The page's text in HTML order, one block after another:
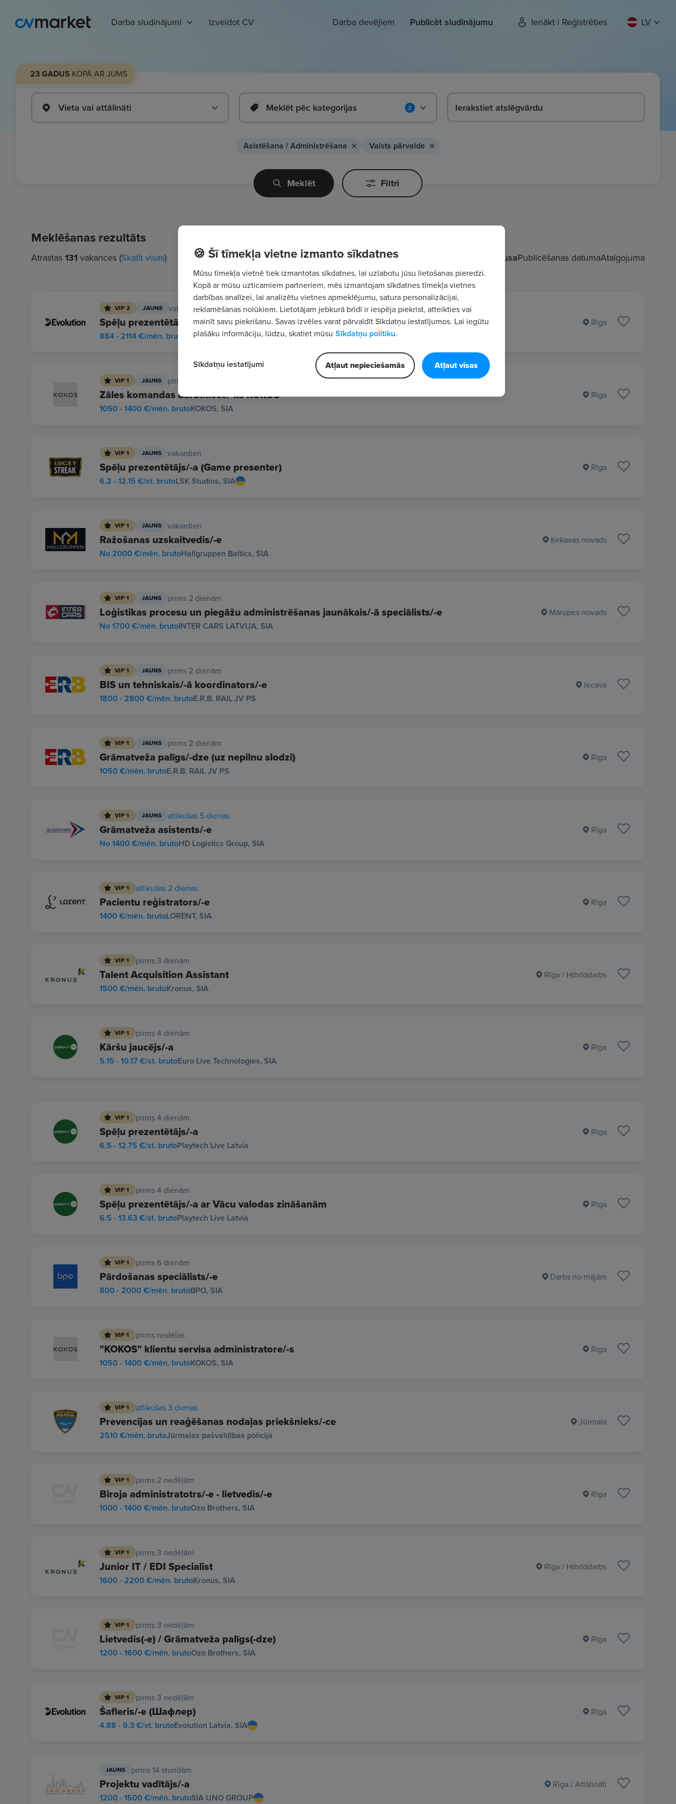
Darba sludinājumi Izveidot CV Darba devējiem Publicēt sludinājumu Ienākt | Reģistrēties LV
23 GADUS KOPĀ AR JUMS
Vieta vai attālināti Meklēt pēc kategorijas 2
Asistēšana / Administrēšana Valsts pārvalde
Meklēt Filtri
Meklēšanas rezultāts
Atrastas 131 vakances (Skatīt visas) VIP statusaPublicēšanas datumaAtalgojuma
VIP 2 JAUNS vakardien
Spēļu prezentētājs/-a (Game Presenter)
Evolution Latvia, SIA
884 - 2114 €/mēn. bruto
Rīga
VIP 1 JAUNS pirms 20 stundām
Zāles komandas darbiniece/-ks KOKOS
KOKOS, SIA
1050 - 1400 €/mēn. bruto
Rīga
VIP 1 JAUNS vakardien
Spēļu prezentētājs/-a (Game presenter)
LSK Studios, SIA
6.2 - 12.15 €/st. bruto
Rīga
VIP 1 JAUNS vakardien
Ražošanas uzskaitvedis/-e
Hallgruppen Baltics, SIA
No 2000 €/mēn. bruto
Ķekavas novads
VIP 1 JAUNS pirms 2 dienām
Loģistikas procesu un piegāžu administrēšanas jaunākais/-ā speciālists/-e
INTER CARS LATVIJA, SIA
No 1700 €/mēn. bruto
Mārupes novads
VIP 1 JAUNS pirms 2 dienām
BIS un tehniskais/-ā koordinators/-e
E.R.B. RAIL JV PS
1800 - 2800 €/mēn. bruto
Iecava
VIP 1 JAUNS pirms 2 dienām
Grāmatveža palīgs/-dze (uz nepilnu slodzi)
E.R.B. RAIL JV PS
1050 €/mēn. bruto
Rīga
VIP 1 JAUNS atlikušas 5 dienas
Grāmatveža asistents/-e
HD Logistics Group, SIA
No 1400 €/mēn. bruto
Rīga
VIP 1 atlikušas 2 dienas
Pacientu reģistrators/-e
LORENT, SIA
1400 €/mēn. bruto
Rīga
VIP 1 pirms 3 dienām
Talent Acquisition Assistant
Kronus, SIA
1500 €/mēn. bruto
Rīga / Hibrīddarbs
VIP 1 pirms 4 dienām
Kāršu jaucējs/-a
Euro Live Technologies, SIA
5.15 - 10.17 €/st. bruto
Rīga
VIP 1 pirms 4 dienām
Spēļu prezentētājs/-a
Playtech Live Latvia
6.5 - 12.75 €/st. bruto
Rīga
VIP 1 pirms 4 dienām
Spēļu prezentētājs/-a ar Vācu valodas zināšanām
Playtech Live Latvia
6.5 - 13.63 €/st. bruto
Rīga
VIP 1 pirms 6 dienām
Pārdošanas speciālists/-e
BPO, SIA
800 - 2000 €/mēn. bruto
Darbs no mājām
VIP 1 pirms nedēļas
"KOKOS" klientu servisa administratore/-s
KOKOS, SIA
1050 - 1400 €/mēn. bruto
Rīga
VIP 1 atlikušas 3 dienas
Prevencijas un reaģēšanas nodaļas priekšnieks/-ce
Jūrmalas pašvaldības policija
2510 €/mēn. bruto
Jūrmala
VIP 1 pirms 2 nedēļām
Biroja administratotrs/-e - lietvedis/-e
Ozo Brothers, SIA
1000 - 1400 €/mēn. bruto
Rīga
VIP 1 pirms 3 nedēļām
Junior IT / EDI Specialist
Kronus, SIA
1600 - 2200 €/mēn. bruto
Rīga / Hibrīddarbs
VIP 1 pirms 3 nedēļām
Lietvedis(-e) / Grāmatveža palīgs(-dze)
Ozo Brothers, SIA
1200 - 1600 €/mēn. bruto
Rīga
VIP 1 pirms 3 nedēļām
Šafleris/-e (Шафлер)
Evolution Latvia, SIA
4.88 - 9.3 €/st. bruto
Rīga
JAUNS pirms 14 stundām
Projektu vadītājs/-a
SIA UNO GROUP
1200 - 1500 €/mēn. bruto
Rīga / Attālināti
🍪 Šī tīmekļa vietne izmanto sīkdatnes
Mūsu tīmekļa vietnē tiek izmantotas sīkdatnes, lai uzlabotu jūsu lietošanas pieredzi.
Kopā ar mūsu uzticamiem partneriem, mēs izmantojam sīkdatnes tīmekļa vietnes
darbības analīzei, lai analizētu vietnes apmeklējumu, satura personalizācijai,
reklamēšanas nolūkiem. Lietotājam jebkurā brīdī ir iespēja piekrist, atteikties vai
mainīt savu piekrišanu. Savas izvēles varat pārvaldīt Sīkdatņu iestatījumos. Lai iegūtu
plašāku informāciju, lūdzu, skatiet mūsu Sīkdatņu politiku.
Sīkdatņu iestatījumi Atļaut nepieciešamās Atļaut visas